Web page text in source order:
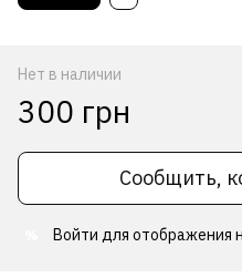
Нет в наличии
300 грн
Сообщить,
Войти для отображения